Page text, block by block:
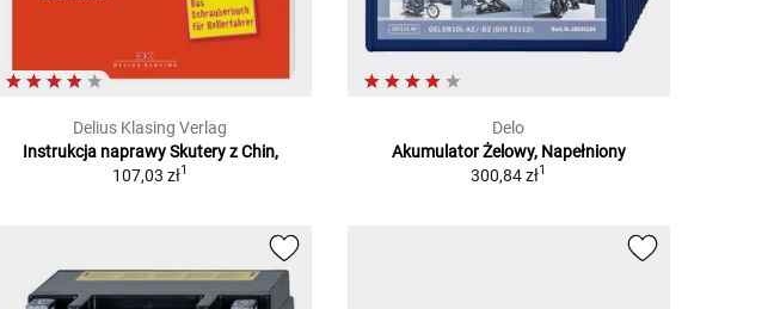
Delius Klasing Verlag
Instrukcja naprawy Skutery z Chin,
107,03 zł1
Delo
Akumulator Żelowy, Napełniony
300,84 zł1